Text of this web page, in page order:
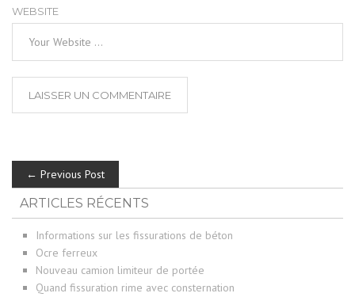
WEBSITE
← Previous Post
ARTICLES RÉCENTS
Informations sur les fissurations de béton
Ocre ferreux
Nouveau camion limiteur de portée
Quand fissuration rime avec consternation